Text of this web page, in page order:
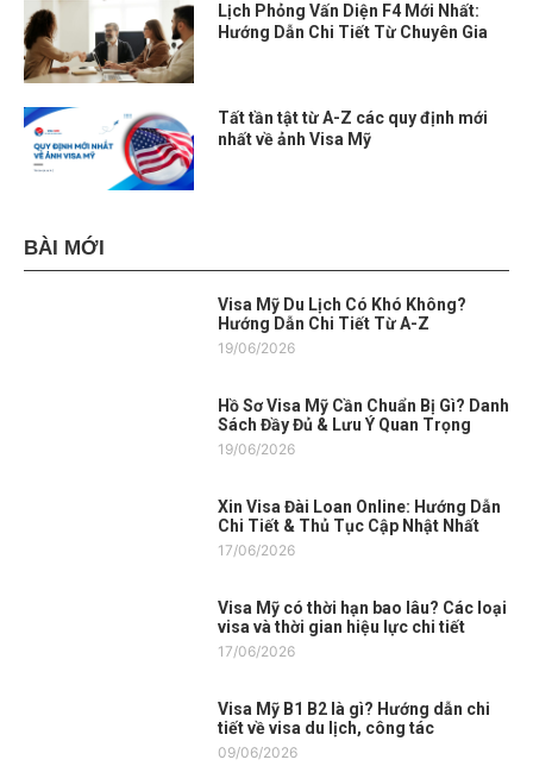
Lịch Phỏng Vấn Diện F4 Mới Nhất:
Hướng Dẫn Chi Tiết Từ Chuyên Gia
Tất tần tật từ A-Z các quy định mới
nhất về ảnh Visa Mỹ
BÀI MỚI
Visa Mỹ Du Lịch Có Khó Không?
Hướng Dẫn Chi Tiết Từ A-Z
19/06/2026
Hồ Sơ Visa Mỹ Cần Chuẩn Bị Gì? Danh
Sách Đầy Đủ & Lưu Ý Quan Trọng
19/06/2026
Xin Visa Đài Loan Online: Hướng Dẫn
Chi Tiết & Thủ Tục Cập Nhật Nhất
17/06/2026
Visa Mỹ có thời hạn bao lâu? Các loại
visa và thời gian hiệu lực chi tiết
17/06/2026
Visa Mỹ B1 B2 là gì? Hướng dẫn chi
tiết về visa du lịch, công tác
09/06/2026